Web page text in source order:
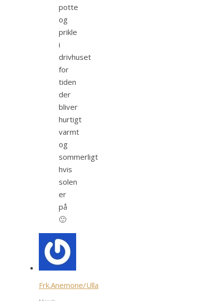
potte
og
prikle
i
drivhuset
for
tiden
der
bliver
hurtigt
varmt
og
sommerligt
hvis
solen
er
på
🙂
Frk.Anemone/Ulla